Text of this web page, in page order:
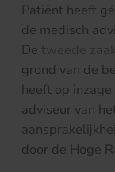
Patiënt heeft
de medisch
De tweede zaak
grond van de
heeft op
adviseur van
door de Hoge